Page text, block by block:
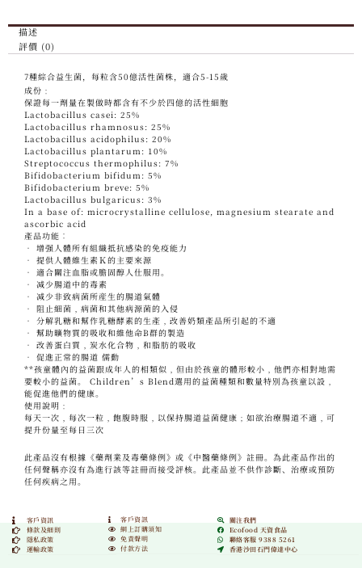
描述
評價 (0)
7種綜合益生菌，每粒含50億活性菌株，適合5-15歲
成份﹕
保證每一劑量在製做時都含有不少於四億的活性細胞
Lactobacillus casei: 25%
Lactobacillus rhamnosus: 25%
Lactobacillus acidophilus: 20%
Lactobacillus plantarum: 10%
Streptococcus thermophilus: 7%
Bifidobacterium bifidum: 5%
Bifidobacterium breve: 5%
Lactobacillus bulgaricus: 3%
In a base of: microcrystalline cellulose, magnesium stearate and
ascorbic acid
產品功能︰
• 增强人體所有組織抵抗感染的免疫能力
• 提供人體維生素Ｋ的主要來源
• 適合關注血脂或膽固醇人仕服用。
• 减少腸道中的毒素
• 减少非致病菌所産生的腸道氣體
• 阻止細菌﹐病菌和其他病源菌的入侵
• 分解乳糖和幫作乳糖酵素的生產﹐改善奶類產品所引起的不適
• 幫助曠物質的吸收和維他命B群的製造
• 改善蛋白質﹐炭水化合物﹐和脂肪的吸收
• 促進正常的腸道 儒動
**孩童體內的益菌跟成年人的相類似﹐但由於孩童的體形較小﹐他們亦相對地需
要較小的益菌。 Children’s Blend選用的益菌種類和數量特別為孩童以設﹐
能促進他們的健康。
使用說明﹕
每天一次﹐每次一粒﹐飽腹時服﹐以保持腸道益菌健康﹔如欲治療腸道不適﹐可
提升份量至每日三次
此產品沒有根據《藥劑業及毒藥條例》或《中醫藥條例》註冊。為此產品作出的
任何聲稱亦沒有為進行該等註冊而接受評核。此產品並不供作診斷、治療或預防
任何疾病之用。
客戶資訊
條款及細則
隱私政策
運輸政策
客戶資訊
網上訂購須知
免責聲明
付款方法
關注我們
Ecofood 天資食品
聯絡客服 9388 5261
香港沙田石門偉達中心